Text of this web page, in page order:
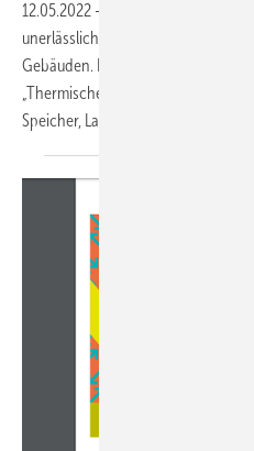
12.05.2022 -
unerlässlich für eine nachhaltige
Gebäuden. Professor Johannes
„Thermische Energiespeicher in
Speicher, Latente Speicher,